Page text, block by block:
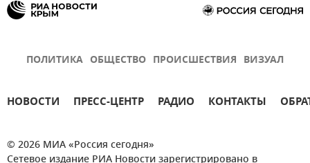
ПОЛИТИКА ОБЩЕСТВО ПРОИСШЕСТВИЯ ВИЗУАЛ
НОВОСТИ ПРЕСС-ЦЕНТР РАДИО КОНТАКТЫ
© 2026 МИА «Россия сегодня»